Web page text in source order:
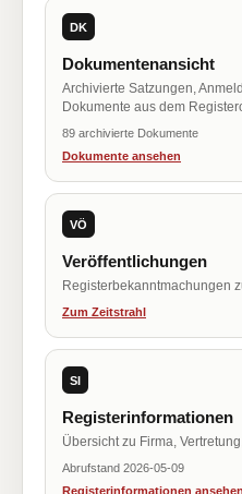
DK
Dokumentenansicht
Archivierte Satzungen,
Dokumente aus dem
89 archivierte Dokumente
Dokumente ansehen
VÖ
Veröffentlichungen
Registerbekanntmachungen
Zum Zeitstrahl
SI
Registerinformationen
Übersicht zu Firma,
Abrufstand 2026-05-09
Registerinformationen ansehen